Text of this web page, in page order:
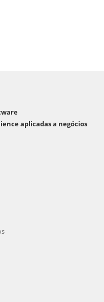
aplicadas a negócios